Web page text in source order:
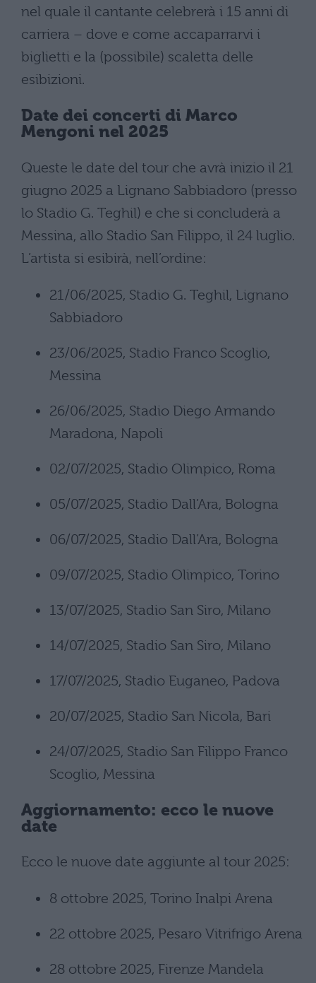
nel quale il cantante celebrerà i 15 anni di
carriera – dove e come accaparrarvi i
biglietti e la (possibile) scaletta delle
esibizioni.
Date dei concerti di Marco
Mengoni nel 2025
Queste le date del tour che avrà inizio il 21
giugno 2025 a Lignano Sabbiadoro (presso
lo Stadio G. Teghil) e che si concluderà a
Messina, allo Stadio San Filippo, il 24 luglio.
L’artista si esibirà, nell’ordine:
21/06/2025, Stadio G. Teghil, Lignano
Sabbiadoro
23/06/2025, Stadio Franco Scoglio,
Messina
26/06/2025, Stadio Diego Armando
Maradona, Napoli
02/07/2025, Stadio Olimpico, Roma
05/07/2025, Stadio Dall’Ara, Bologna
06/07/2025, Stadio Dall’Ara, Bologna
09/07/2025, Stadio Olimpico, Torino
13/07/2025, Stadio San Siro, Milano
14/07/2025, Stadio San Siro, Milano
17/07/2025, Stadio Euganeo, Padova
20/07/2025, Stadio San Nicola, Bari
24/07/2025, Stadio San Filippo Franco
Scoglio, Messina
Aggiornamento: ecco le nuove
date
Ecco le nuove date aggiunte al tour 2025:
8 ottobre 2025, Torino Inalpi Arena
22 ottobre 2025, Pesaro Vitrifrigo Arena
28 ottobre 2025, Firenze Mandela